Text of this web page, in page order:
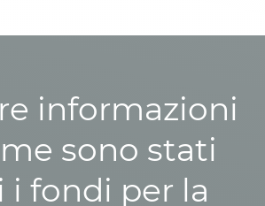
informazioni
sono stati
i fondi per la